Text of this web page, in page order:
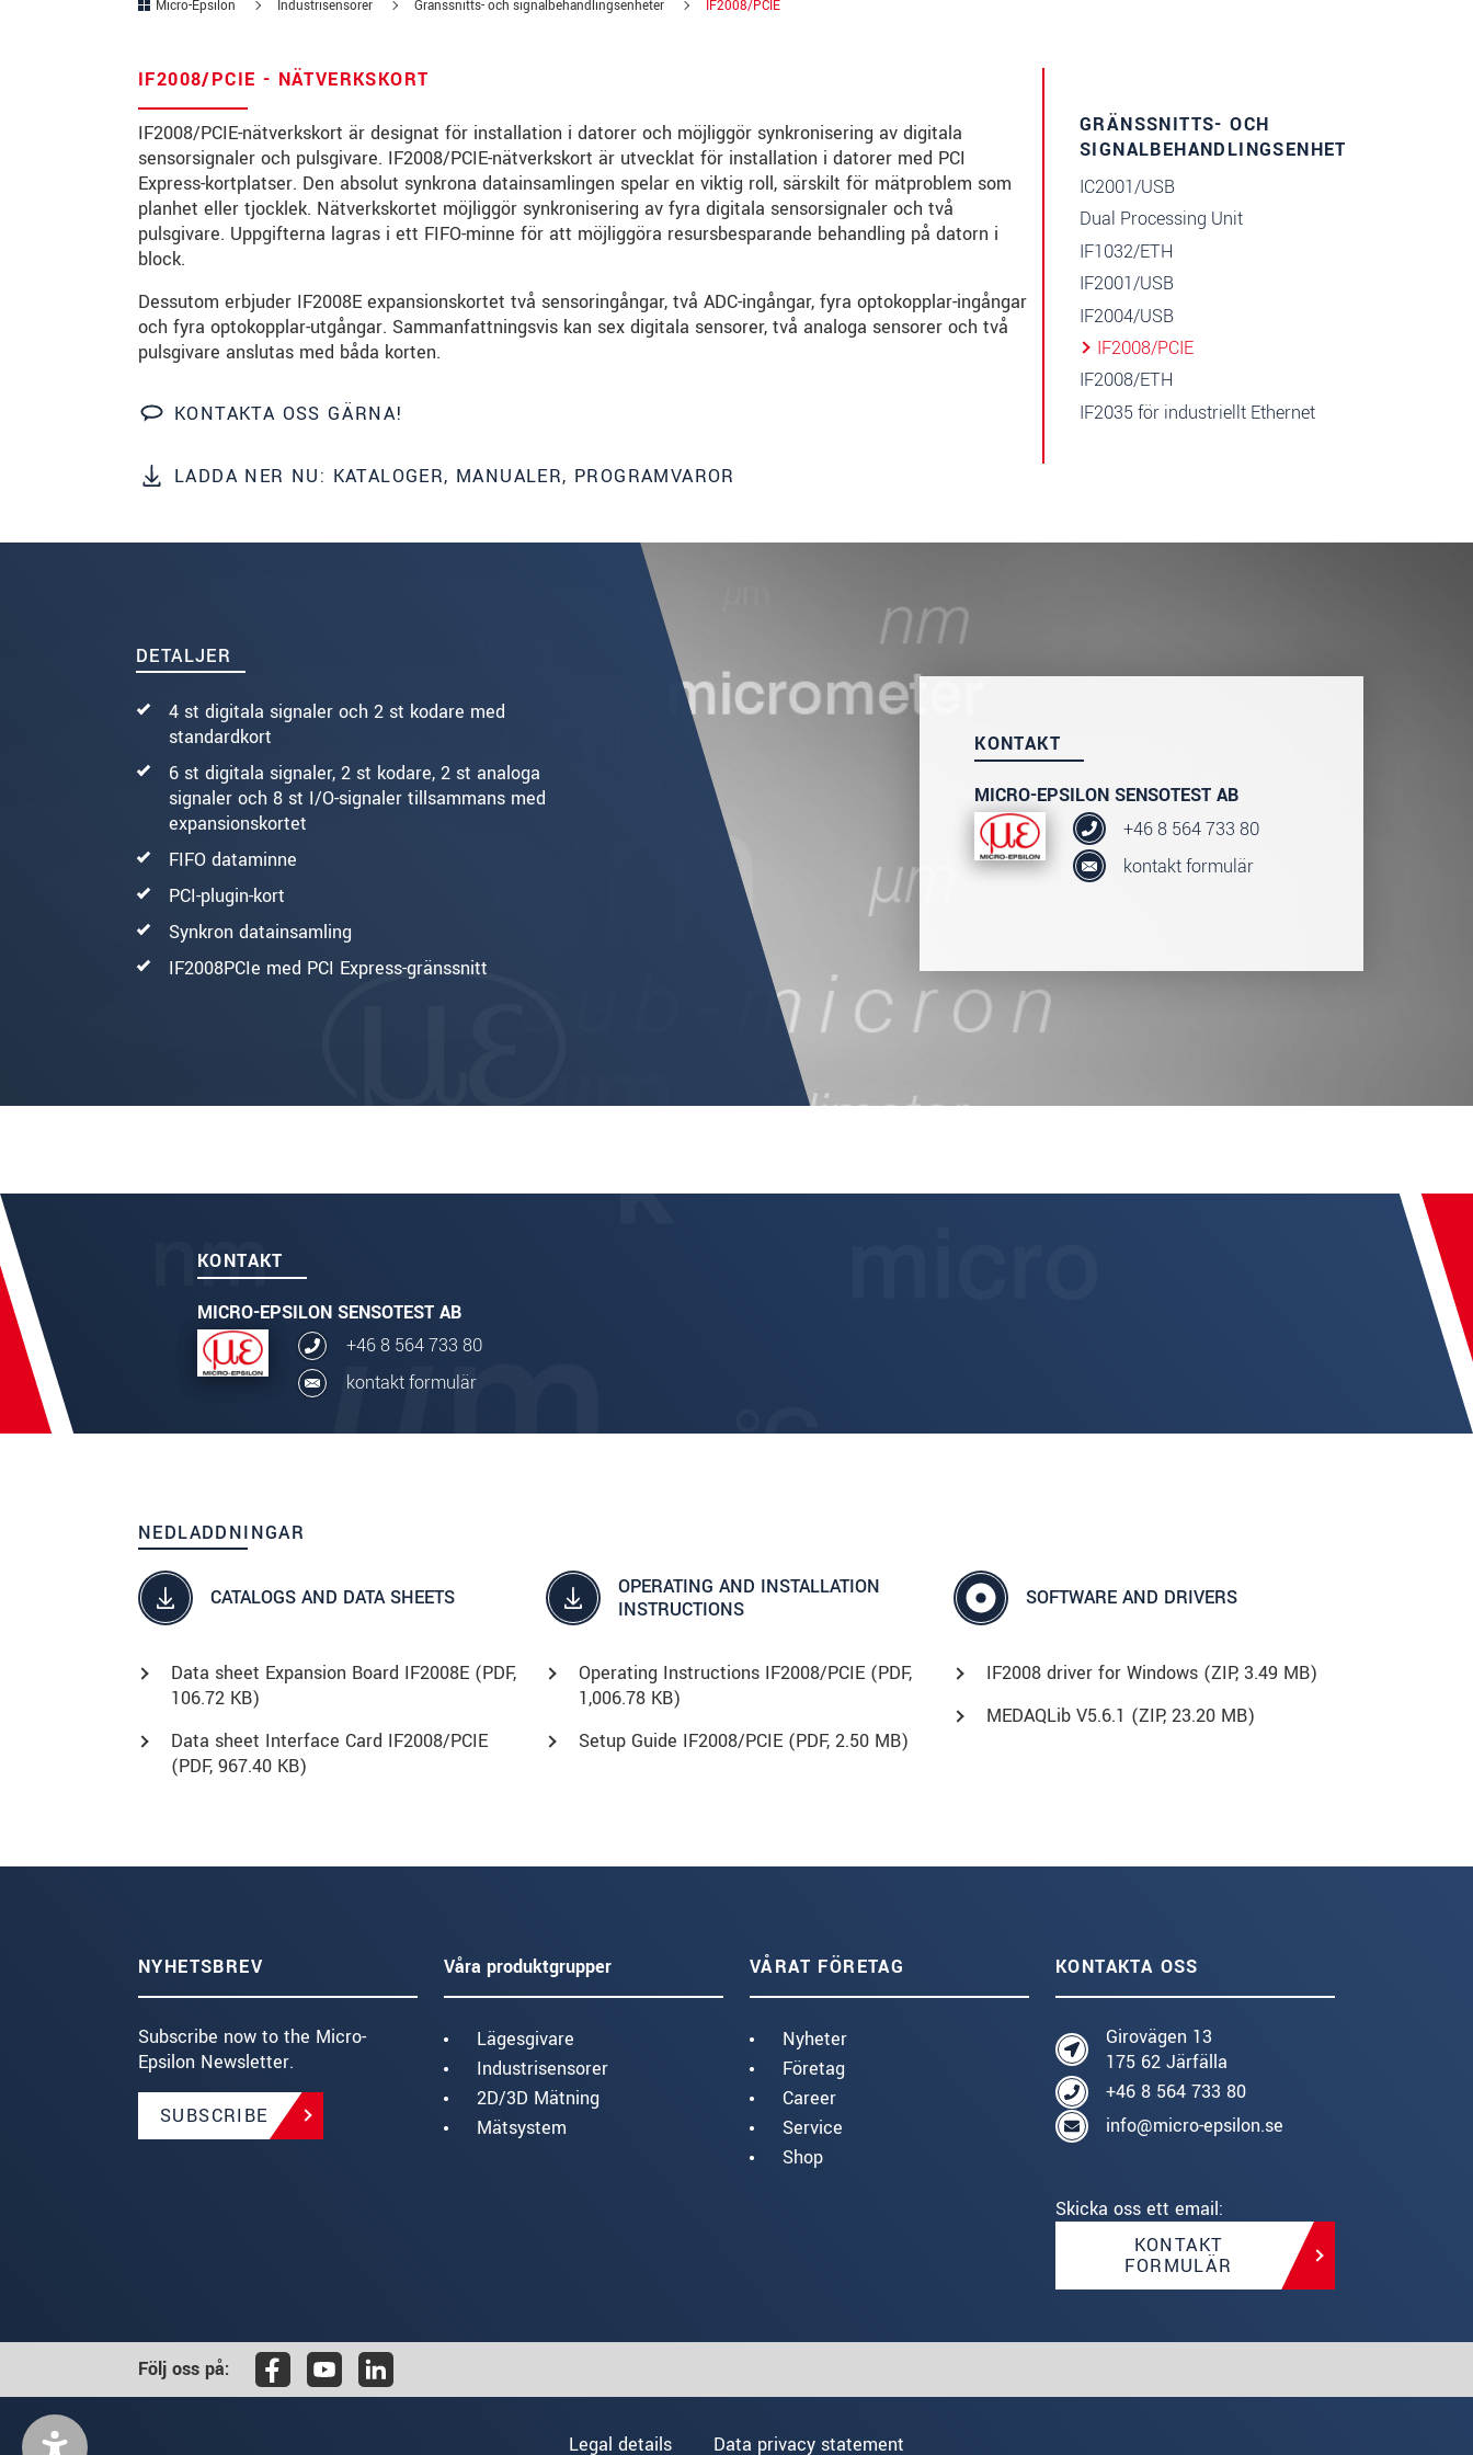
Micro-Epsilon Industrisensorer Gränssnitts- och signalbehandlingsenheter IF2008/PCIE
IF2008/PCIE - NÄTVERKSKORT
IF2008/PCIE-nätverkskort är designat för installation i datorer och möjliggör synkronisering av digitala
sensorsignaler och pulsgivare. IF2008/PCIE-nätverkskort är utvecklat för installation i datorer med PCI
Express-kortplatser. Den absolut synkrona datainsamlingen spelar en viktig roll, särskilt för mätproblem som
planhet eller tjocklek. Nätverkskortet möjliggör synkronisering av fyra digitala sensorsignaler och två
pulsgivare. Uppgifterna lagras i ett FIFO-minne för att möjliggöra resursbesparande behandling på datorn i
block.
Dessutom erbjuder IF2008E expansionskortet två sensoringångar, två ADC-ingångar, fyra optokopplar-ingångar
och fyra optokopplar-utgångar. Sammanfattningsvis kan sex digitala sensorer, två analoga sensorer och två
pulsgivare anslutas med båda korten.
KONTAKTA OSS GÄRNA!
LADDA NER NU: KATALOGER, MANUALER, PROGRAMVAROR
GRÄNSSNITTS- OCH
SIGNALBEHANDLINGSENHETER
IC2001/USB
Dual Processing Unit
IF1032/ETH
IF2001/USB
IF2004/USB
IF2008/PCIE
IF2008/ETH
IF2035 för industriellt Ethernet
DETALJER
4 st digitala signaler och 2 st kodare med
standardkort
6 st digitala signaler, 2 st kodare, 2 st analoga
signaler och 8 st I/O-signaler tillsammans med
expansionskortet
FIFO dataminne
PCI-plugin-kort
Synkron datainsamling
IF2008PCIe med PCI Express-gränssnitt
KONTAKT
MICRO-EPSILON SENSOTEST AB
+46 8 564 733 80
kontakt formulär
Postnummer*
Ort*
Land *
Telefon*
Meddelande*
Vi behandlar dina uppgifter konfidentiellt. Läs vårintegritetspolicy.
SKICKA MEDDELANDE
KONTAKT
MICRO-EPSILON SENSOTEST AB
+46 8 564 733 80
kontakt formulär
NEDLADDNINGAR
CATALOGS AND DATA SHEETS
Data sheet Expansion Board IF2008E (PDF,
106.72 KB)
Data sheet Interface Card IF2008/PCIE
(PDF, 967.40 KB)
OPERATING AND INSTALLATION
INSTRUCTIONS
Operating Instructions IF2008/PCIE (PDF,
1,006.78 KB)
Setup Guide IF2008/PCIE (PDF, 2.50 MB)
SOFTWARE AND DRIVERS
IF2008 driver for Windows (ZIP, 3.49 MB)
MEDAQLib V5.6.1 (ZIP, 23.20 MB)
NYHETSBREV
Subscribe now to the Micro-
Epsilon Newsletter.
SUBSCRIBE
Våra produktgrupper
Lägesgivare
Industrisensorer
2D/3D Mätning
Mätsystem
VÅRAT FÖRETAG
Nyheter
Företag
Career
Service
Shop
KONTAKTA OSS
Girovägen 13
175 62 Järfälla
+46 8 564 733 80
info@micro-epsilon.se
Skicka oss ett email:
KONTAKT
FORMULÄR
Följ oss på:
Legal details Data privacy statement